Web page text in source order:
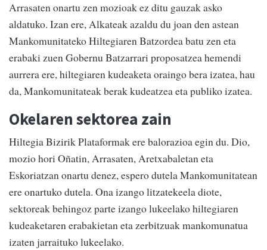
Arrasaten onartu zen mozioak ez ditu gauzak asko
aldatuko. Izan ere, Alkateak azaldu du joan den astean
Mankomunitateko Hiltegiaren Batzordea batu zen eta
erabaki zuen Gobernu Batzarrari proposatzea hemendi
aurrera ere, hiltegiaren kudeaketa oraingo bera izatea, hau
da, Mankomunitateak berak kudeatzea eta publiko izatea.
Okelaren sektorea zain
Hiltegia Bizirik Plataformak ere balorazioa egin du. Dio,
mozio hori Oñatin, Arrasaten, Aretxabaletan eta
Eskoriatzan onartu denez, espero dutela Mankomunitatean
ere onartuko dutela. Ona izango litzatekeela diote,
sektoreak behingoz parte izango lukeelako hiltegiaren
kudeaketaren erabakietan eta zerbitzuak mankomunatua
izaten jarraituko lukeelako.